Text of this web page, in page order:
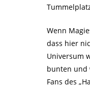
Wenn
dass hier
Universum
bunten und
Fans des